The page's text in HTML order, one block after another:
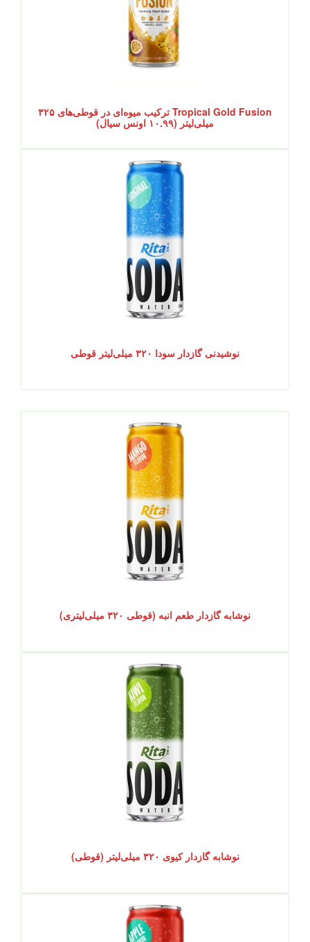
Tropical Gold Fusion ترکیب میوه‌ای در قوطی‌های ۳۲۵
میلی‌لیتر (۱۰.۹۹ اونس سیال)
نوشیدنی گازدار سودا ۳۲۰ میلی‌لیتر قوطی
نوشابه گازدار طعم انبه (قوطی ۳۲۰ میلی‌لیتری)
نوشابه گازدار کیوی ۳۲۰ میلی‌لیتر (قوطی)